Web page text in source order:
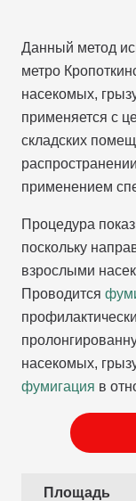
Данный метод
метро
насекомых,
применяется с
складских
применением
Процедура
поскольку
взрослыми
Проводится
насекомых,
фумигация в
Площадь